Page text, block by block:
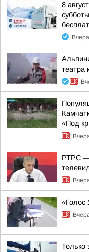
8
театра
«Под
РТРС —
«Голос
Только